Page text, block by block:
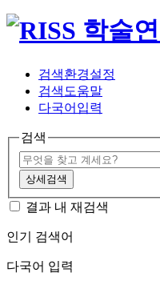
검색환경설정
검색도움말
다국어입력
검색
상세검색
결과 내 재검색
인기 검색어
다국어 입력